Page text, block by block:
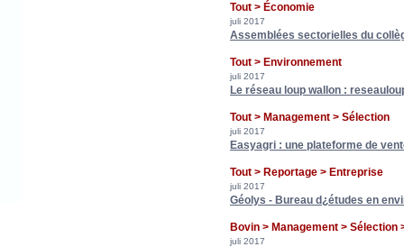
Tout > Économie
juli 2017
Assemblées sectorielles du
Tout > Environnement
juli 2017
Le réseau loup wallon :
Tout > Management > Sélection
juli 2017
Easyagri : une plateforme de
Tout > Reportage > Entreprise
juli 2017
Géolys - Bureau d¿études en
Bovin > Management >
juli 2017